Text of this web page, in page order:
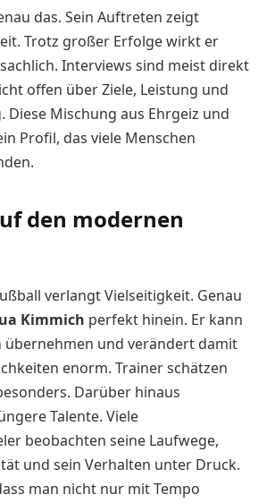
das. Sein Auftreten zeigt
Trotz großer Erfolge wirkt er
Interviews sind meist direkt
offen über Ziele, Leistung und
Mischung aus Ehrgeiz und
Profil, das viele Menschen
den modernen
verlangt Vielseitigkeit. Genau
Kimmich perfekt hinein. Er kann
übernehmen und verändert damit
enorm. Trainer schätzen
Darüber hinaus
Talente. Viele
beobachten seine Laufwege,
und sein Verhalten unter Druck.
man nicht nur mit Tempo